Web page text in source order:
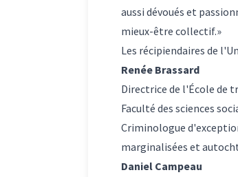
aussi dévoués et
mieux-être collectif.»
Les récipiendaires de
Renée Brassard
Directrice de l'École de
Faculté des sciences
Criminologue
marginalisées et
Daniel Campeau